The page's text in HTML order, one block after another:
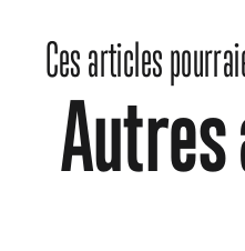
Ces articles